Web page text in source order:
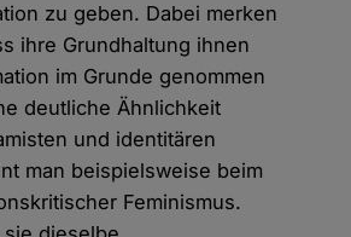
zu geben. Dabei merken
ihre Grundhaltung ihnen
im Grunde genommen
deutliche Ähnlichkeit
und identitären
man beispielsweise beim
Feminismus.